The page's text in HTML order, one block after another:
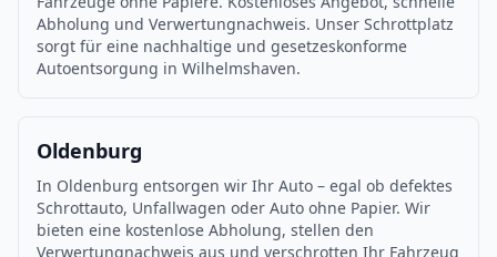
Abholung und Verwertungnachweis. Unser Schrottplatz
sorgt für eine nachhaltige und gesetzeskonforme
Autoentsorgung in Wilhelmshaven.
Oldenburg
In Oldenburg entsorgen wir Ihr Auto – egal ob defektes
Schrottauto, Unfallwagen oder Auto ohne Papier. Wir
bieten eine kostenlose Abholung, stellen den
Verwertungnachweis aus und verschrotten Ihr Fahrzeug